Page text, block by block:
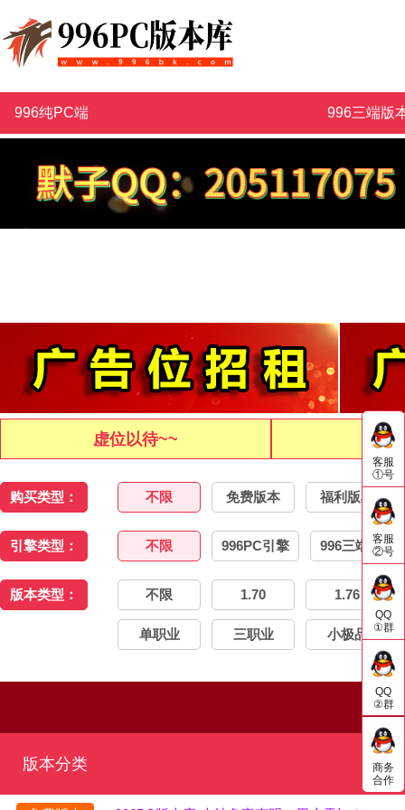
客服
①号
客服
②号
QQ
①群
QQ
②群
商务
合作
996纯PC端 996三端版
虚位以待~~ 虚位
购买类型： 不限 免费版本 福利版本
引擎类型： 不限 996PC引擎 996三端引擎
版本类型： 不限 1.70 1.76
单职业 三职业 小极品
版本分类